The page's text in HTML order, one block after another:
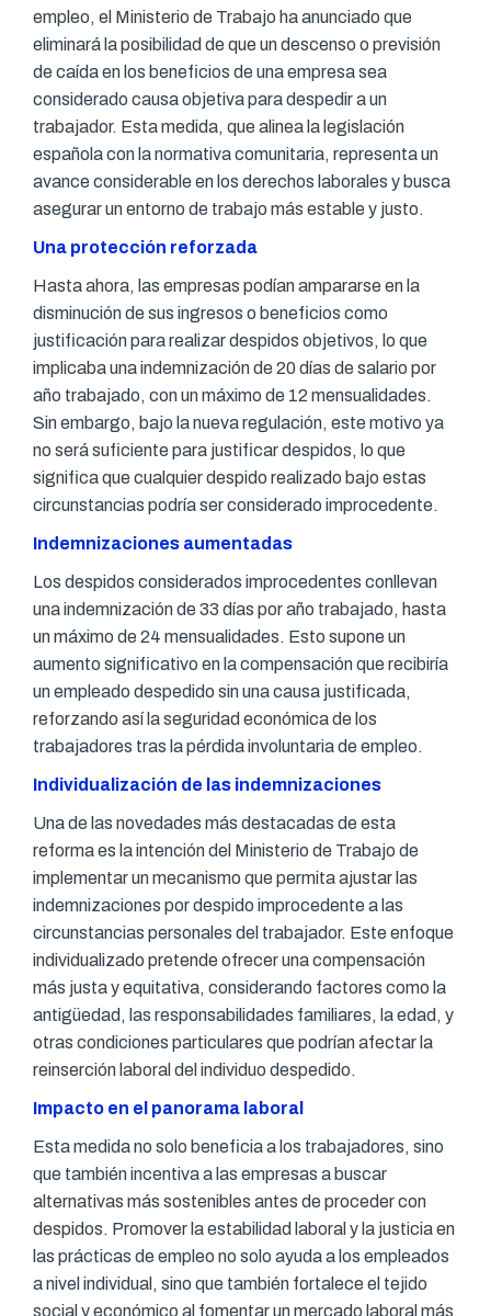
empleo, el Ministerio de Trabajo ha anunciado que
eliminará la posibilidad de que un descenso o previsión
de caída en los beneficios de una empresa sea
considerado causa objetiva para despedir a un
trabajador. Esta medida, que alinea la legislación
española con la normativa comunitaria, representa un
avance considerable en los derechos laborales y busca
asegurar un entorno de trabajo más estable y justo.
Una protección reforzada
Hasta ahora, las empresas podían ampararse en la
disminución de sus ingresos o beneficios como
justificación para realizar despidos objetivos, lo que
implicaba una indemnización de 20 días de salario por
año trabajado, con un máximo de 12 mensualidades.
Sin embargo, bajo la nueva regulación, este motivo ya
no será suficiente para justificar despidos, lo que
significa que cualquier despido realizado bajo estas
circunstancias podría ser considerado improcedente.
Indemnizaciones aumentadas
Los despidos considerados improcedentes conllevan
una indemnización de 33 días por año trabajado, hasta
un máximo de 24 mensualidades. Esto supone un
aumento significativo en la compensación que recibiría
un empleado despedido sin una causa justificada,
reforzando así la seguridad económica de los
trabajadores tras la pérdida involuntaria de empleo.
Individualización de las indemnizaciones
Una de las novedades más destacadas de esta
reforma es la intención del Ministerio de Trabajo de
implementar un mecanismo que permita ajustar las
indemnizaciones por despido improcedente a las
circunstancias personales del trabajador. Este enfoque
individualizado pretende ofrecer una compensación
más justa y equitativa, considerando factores como la
antigüedad, las responsabilidades familiares, la edad, y
otras condiciones particulares que podrían afectar la
reinserción laboral del individuo despedido.
Impacto en el panorama laboral
Esta medida no solo beneficia a los trabajadores, sino
que también incentiva a las empresas a buscar
alternativas más sostenibles antes de proceder con
despidos. Promover la estabilidad laboral y la justicia en
las prácticas de empleo no solo ayuda a los empleados
a nivel individual, sino que también fortalece el tejido
social y económico al fomentar un mercado laboral más